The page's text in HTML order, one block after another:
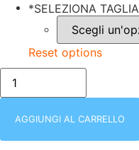
*SELEZIONA TAGLIA
Reset options
T-
SHIRT
DONNA
MEZZA
|
AGGIUNGI AL CARRELLO